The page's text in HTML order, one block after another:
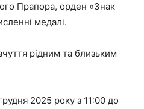
Прапора, орден «Знак
медалі.
рідним та близьким
2025 року з 11:00 до